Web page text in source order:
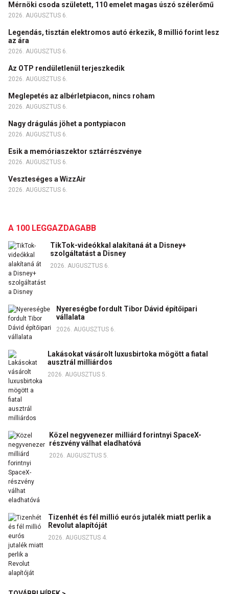
Mérnöki csoda született, 110 emelet magas úszó szélerőmű
2026. AUGUSZTUS 6.
Legendás, tisztán elektromos autó érkezik, 8 millió forint lesz
az ára
2026. AUGUSZTUS 6.
Az OTP rendületlenül terjeszkedik
2026. AUGUSZTUS 6.
Meglepetés az albérletpiacon, nincs roham
2026. AUGUSZTUS 6.
Nagy drágulás jöhet a pontypiacon
2026. AUGUSZTUS 6.
Esik a memóriaszektor sztárrészvénye
2026. AUGUSZTUS 6.
Veszteséges a WizzAir
2026. AUGUSZTUS 6.
A 100 LEGGAZDAGABB
TikTok-videókkal alakítaná át a Disney+
szolgáltatást a Disney
2026. AUGUSZTUS 6.
Nyereségbe fordult Tibor Dávid építőipari
vállalata
2026. AUGUSZTUS 6.
Lakásokat vásárolt luxusbirtoka mögött a fiatal
ausztrál milliárdos
2026. AUGUSZTUS 5.
Közel negyvenezer milliárd forintnyi SpaceX-
részvény válhat eladhatóvá
2026. AUGUSZTUS 5.
Tizenhét és fél millió eurós jutalék miatt perlik a
Revolut alapítóját
2026. AUGUSZTUS 4.